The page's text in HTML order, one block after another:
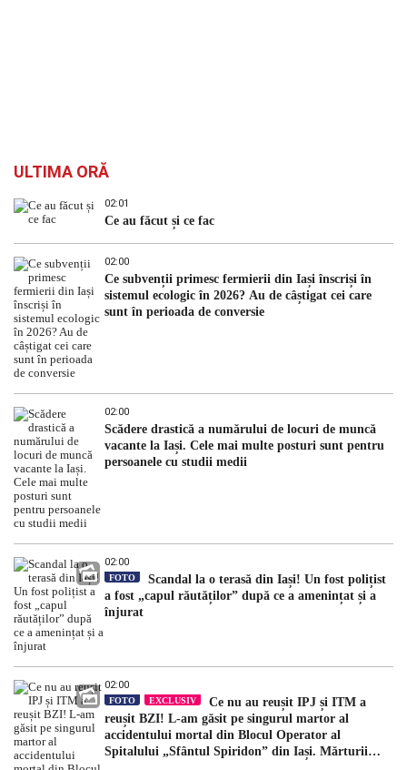
ULTIMA ORĂ
02:01
Ce au făcut și ce fac
02:00
Ce subvenții primesc fermierii din Iași înscriși în
sistemul ecologic în 2026? Au de câștigat cei care
sunt în perioada de conversie
02:00
Scădere drastică a numărului de locuri de muncă
vacante la Iași. Cele mai multe posturi sunt pentru
persoanele cu studii medii
02:00
FOTO
Scandal la o terasă din Iași! Un fost polițist
a fost „capul răutăților” după ce a amenințat și a
înjurat
02:00
FOTO EXCLUSIV
Ce nu au reușit IPJ și ITM a
reușit BZI! L-am găsit pe singurul martor al
accidentului mortal din Blocul Operator al
Spitalului „Sfântul Spiridon” din Iași. Mărturii